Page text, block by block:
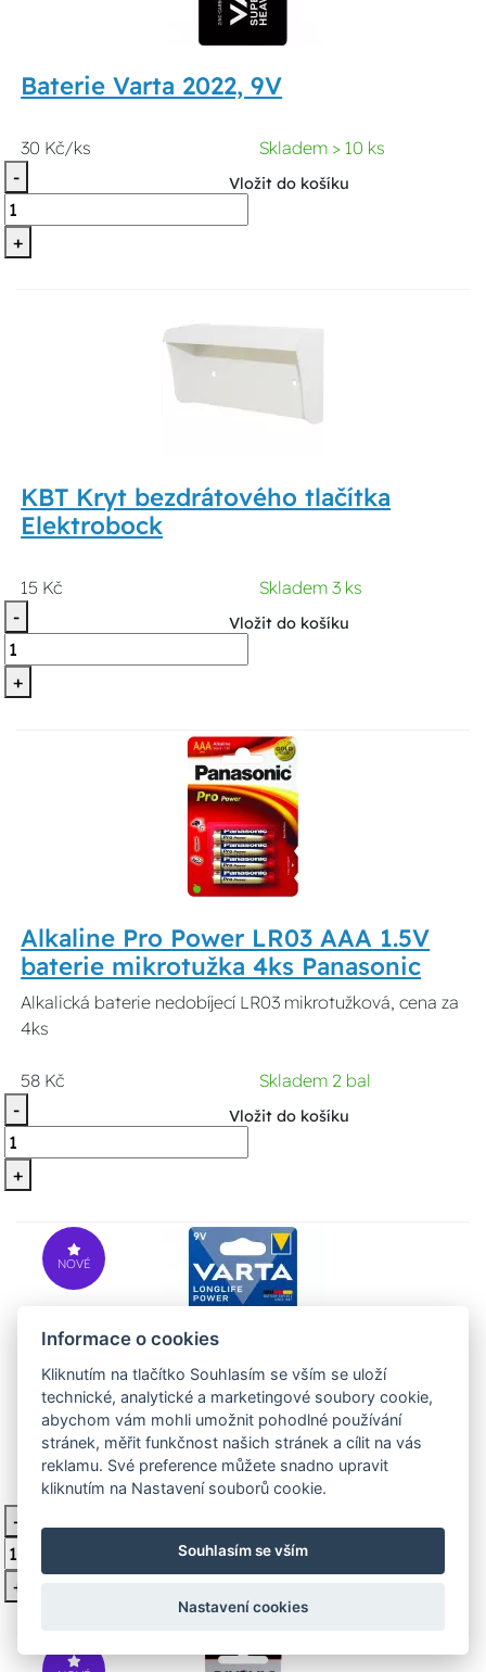
Baterie Varta 2022, 9V
30 Kč/ks
Skladem > 10 ks
-
+
Vložit do košíku
KBT Kryt bezdrátového tlačítka
Elektrobock
15 Kč
Skladem 3 ks
-
+
Vložit do košíku
Alkaline Pro Power LR03 AAA 1.5V
baterie mikrotužka 4ks Panasonic
Alkalická baterie nedobíjecí LR03 mikrotužková, cena za
4ks
58 Kč
Skladem 2 bal
-
+
Vložit do košíku
NOVÉ
Baterie Varta 4922, 9V alk.
63 Kč
Skladem > 10 ks
-
+
Vložit do košíku
Informace o cookies
Kliknutím na tlačítko Souhlasím se vším se uloží
technické, analytické a marketingové soubory cookie,
abychom vám mohli umožnit pohodlné používání
stránek, měřit funkčnost našich stránek a cílit na vás
reklamu. Své preference můžete snadno upravit
kliknutím na Nastavení souborů cookie.
Souhlasím se vším
Nastavení cookies